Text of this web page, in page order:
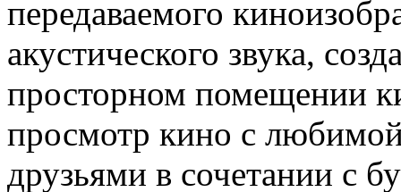
передаваемого
акустического звука,
просторном помещении
просмотр кино с
друзьями в сочетании с